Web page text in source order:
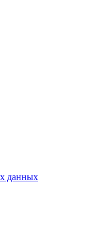
данных